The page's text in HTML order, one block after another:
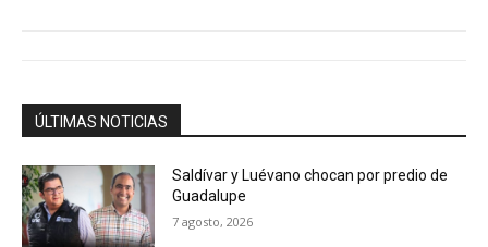
ÚLTIMAS NOTICIAS
Saldívar y Luévano chocan por predio de
Guadalupe
7 agosto, 2026